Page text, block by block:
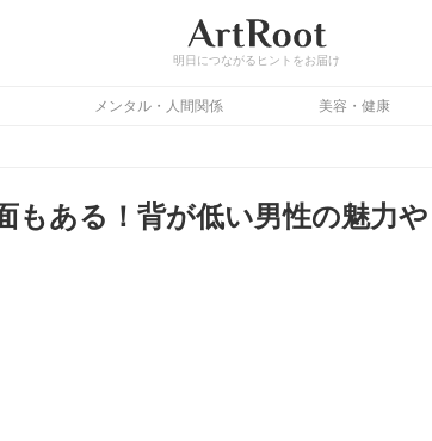
明日につながるヒントをお届け
メンタル・人間関係 美容・健康
もある！背が低い男性の魅力や